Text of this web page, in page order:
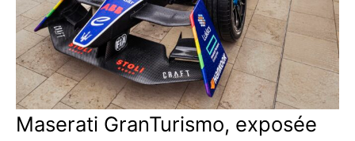
Maserati GranTurismo, exposée